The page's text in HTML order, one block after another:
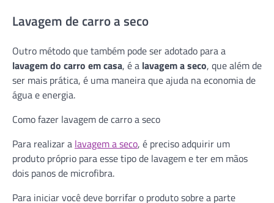
Lavagem de carro a seco
Outro método que também pode ser adotado para a
lavagem do carro em casa, é a lavagem a seco, que além de
ser mais prática, é uma maneira que ajuda na economia de
água e energia.
Como fazer lavagem de carro a seco
Para realizar a lavagem a seco, é preciso adquirir um
produto próprio para esse tipo de lavagem e ter em mãos
dois panos de microfibra.
Para iniciar você deve borrifar o produto sobre a parte